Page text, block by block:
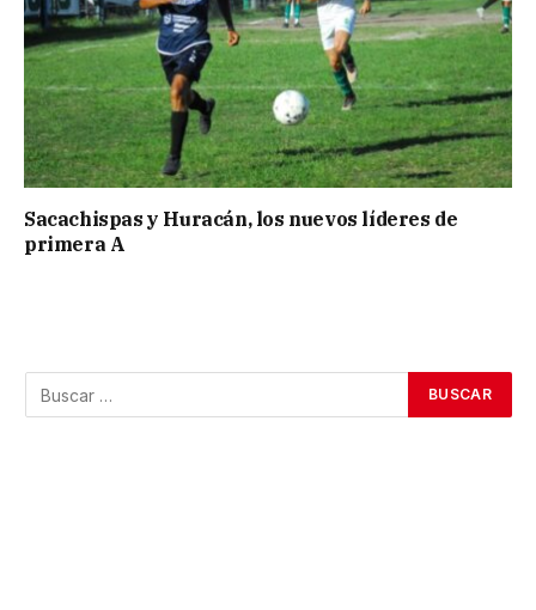
Sacachispas y Huracán, los nuevos líderes de
primera A